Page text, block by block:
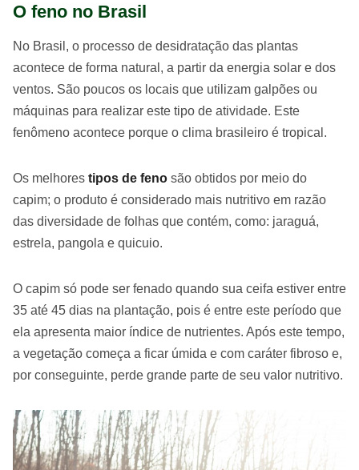
O feno no Brasil
No Brasil, o processo de desidratação das plantas
acontece de forma natural, a partir da energia solar e dos
ventos. São poucos os locais que utilizam galpões ou
máquinas para realizar este tipo de atividade. Este
fenômeno acontece porque o clima brasileiro é tropical.
Os melhores tipos de feno são obtidos por meio do
capim; o produto é considerado mais nutritivo em razão
das diversidade de folhas que contém, como: jaraguá,
estrela, pangola e quicuio.
O capim só pode ser fenado quando sua ceifa estiver entre
35 até 45 dias na plantação, pois é entre este período que
ela apresenta maior índice de nutrientes. Após este tempo,
a vegetação começa a ficar úmida e com caráter fibroso e,
por conseguinte, perde grande parte de seu valor nutritivo.